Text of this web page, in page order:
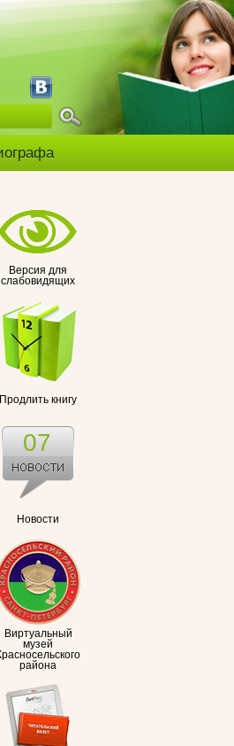
Версия для
слабовидящих
Продлить книгу
Новости
07
Виртуальный
музей
района